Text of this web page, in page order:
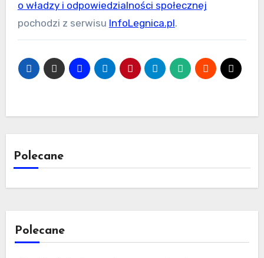
o władzy i odpowiedzialności społecznej
pochodzi z serwisu InfoLegnica.pl.
Polecane
Polecane